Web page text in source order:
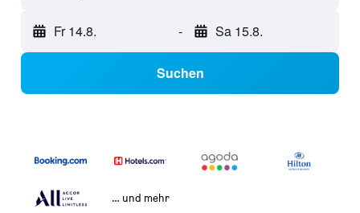
Fr 14.8. - Sa 15.8.
Suchen
… und mehr